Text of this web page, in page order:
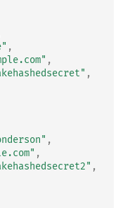
,
,
,
,
,
,